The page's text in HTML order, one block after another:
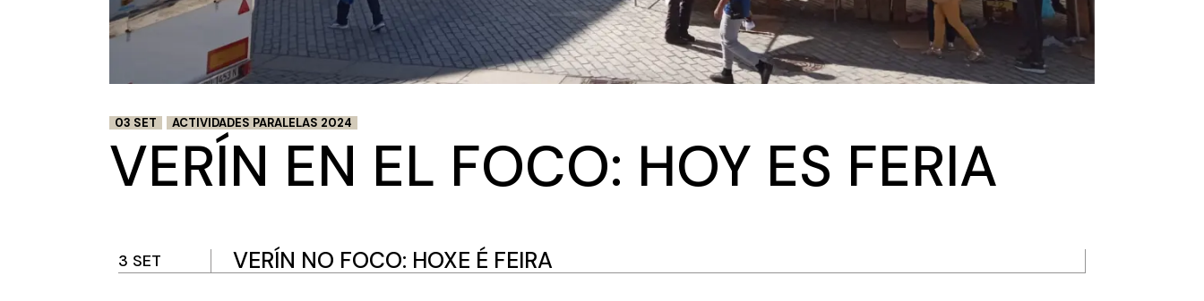
03 SET ACTIVIDADES PARALELAS 2024
VERÍN EN EL FOCO: HOY ES FERIA
3 SET VERÍN NO FOCO: HOXE É FEIRA